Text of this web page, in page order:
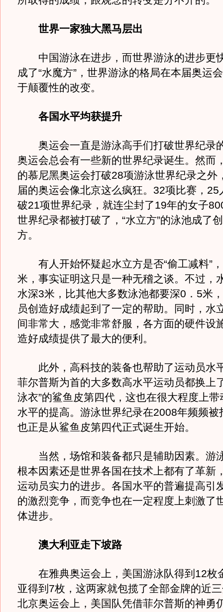
世界一家独大黑马层出
中国游泳在进步，而世界游泳的进步更快
成了“水魔方”，世界游泳的格局在本届奥运
于颠覆性的改变。
各国水平均获提升
奥运会一直是游泳高手们打破世界纪录
奥运会总会有一些新的世界纪录诞生。然而
的慕尼黑奥运会打破28项游泳世界纪录之外
届的奥运会像北京这么疯狂。32项比赛，25
破21项世界纪录，就连尘封了19年的女子
世界纪录都被打破了，“水立方”的泳池成了
方。
有人开始怀疑起水立方是否“偷工减料”
米，事实证明这只是一种无稽之谈。不过，
水深3米，比其他大多数泳池都要深0．5米
员创造好成绩起到了一定的帮助。同时，水
间非常大，感觉非常舒服，各方面的硬件设
造好成绩提供了最大的便利。
此外，高科技的装备也帮助了运动员水
菲尔普斯为首的大多数高水平运动员都换上
泳衣”的鲨鱼皮第四代，这也在很大程度上
水平的提高。游泳世界纪录在2008年频频被
也正是从鲨鱼皮第四代正式诞生开始。
当然，场馆和装备都只是辅助因素。游
根本因素还是世界各国在技术上都有了革新
运动员实力的进步。各国水平的普遍提高引
的激烈竞争，而竞争也在一定程度上刺激了
体进步。
澳大利亚走下坡路
在雅典奥运会上，美国游泳队得到12枚
亚得到7枚，这两家就包揽了全部金牌的近
北京奥运会上，美国队凭借菲尔普斯的神勇